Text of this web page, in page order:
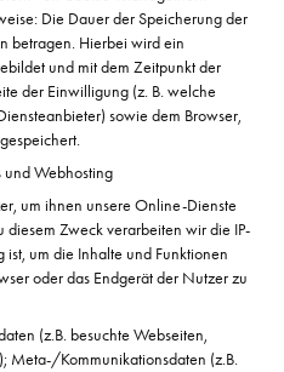
Die Dauer der Speicherung der
betragen. Hierbei wird ein
und mit dem Zeitpunkt der
der Einwilligung (z. B. welche
sowie dem Browser,
und Webhosting
um ihnen unsere Online-Dienste
Zweck verarbeiten wir die IP-
um die Inhalte und Funktionen
oder das Endgerät der Nutzer zu
(z.B. besuchte Webseiten,
Meta-/Kommunikationsdaten (z.B.